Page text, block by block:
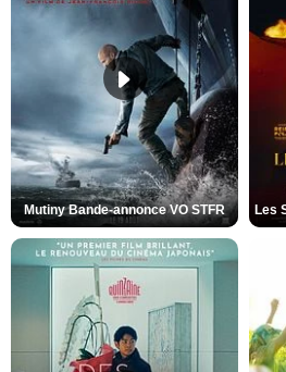
Mutiny Bande-annonce VO STFR